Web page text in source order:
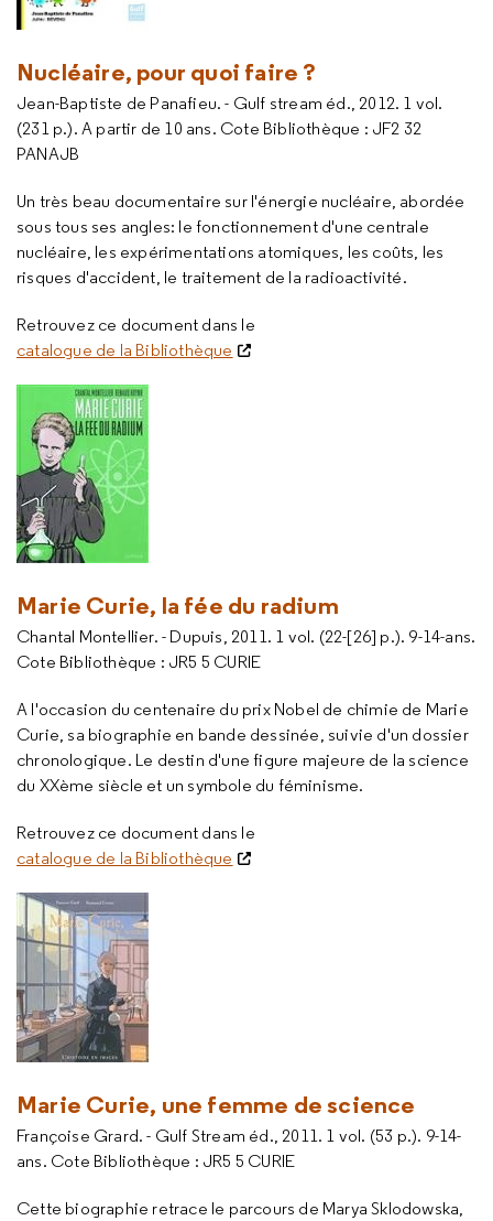
Nucléaire, pour quoi faire ?
Jean-Baptiste de Panafieu. - Gulf stream éd., 2012. 1 vol.
(231 p.). A partir de 10 ans. Cote Bibliothèque : JF2 32
PANAJB
Un très beau documentaire sur l'énergie nucléaire, abordée
sous tous ses angles: le fonctionnement d'une centrale
nucléaire, les expérimentations atomiques, les coûts, les
risques d'accident, le traitement de la radioactivité.
Retrouvez ce document dans le
catalogue de la Bibliothèque
Marie Curie, la fée du radium
Chantal Montellier. - Dupuis, 2011. 1 vol. (22-[26] p.). 9-14-ans.
Cote Bibliothèque : JR5 5 CURIE
A l'occasion du centenaire du prix Nobel de chimie de Marie
Curie, sa biographie en bande dessinée, suivie d'un dossier
chronologique. Le destin d'une figure majeure de la science
du XXème siècle et un symbole du féminisme.
Retrouvez ce document dans le
catalogue de la Bibliothèque
Marie Curie, une femme de science
Françoise Grard. - Gulf Stream éd., 2011. 1 vol. (53 p.). 9-14-
ans. Cote Bibliothèque : JR5 5 CURIE
Cette biographie retrace le parcours de Marya Sklodowska,